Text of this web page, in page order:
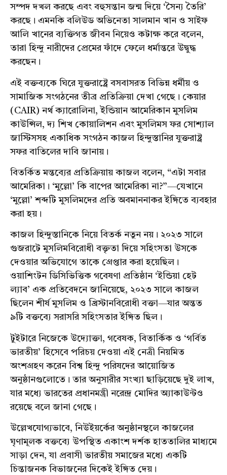
সম্পদ দখল করছে এবং বহুসন্তান জন্ম দিয়ে ‘সৈন্য তৈরি’
করছে। এমনকি বলিউড অভিনেতা সালমান খান ও সাইফ
আলি খানের ব্যক্তিগত জীবন নিয়েও কটাক্ষ করে বলেন,
তারা হিন্দু নারীদের প্রেমের ফাঁদে ফেলে ধর্মান্তরে উদ্বুদ্ধ
করছেন।
এই বক্তব্যকে ঘিরে যুক্তরাষ্ট্রে বসবাসরত বিভিন্ন ধর্মীয় ও
সামাজিক সংগঠনের তীব্র প্রতিক্রিয়া দেখা গেছে। কেয়ার
(CAIR) নর্থ ক্যারোলিনা, ইন্ডিয়ান আমেরিকান মুসলিম
কাউন্সিল, দ্য শিখ কোয়ালিশন এবং মুসলিমস ফর সোশ্যাল
জাস্টিসসহ একাধিক সংগঠন কাজল হিন্দুস্তানির যুক্তরাষ্ট্র
সফর বাতিলের দাবি জানায়।
বিতর্কিত মন্তব্যের প্রতিক্রিয়ায় কাজল বলেন, “এটা সবার
আমেরিকা। ‘মুল্লো’ কি বাপের আমেরিকা না?”—যেখানে
‘মুল্লো’ শব্দটি মুসলিমদের প্রতি অবমাননাকর ইঙ্গিতে ব্যবহার
করা হয়।
কাজল হিন্দুস্তানিকে নিয়ে বিতর্ক নতুন নয়। ২০২৩ সালে
গুজরাটে মুসলিমবিরোধী বক্তৃতা দিয়ে সহিংসতা উসকে
দেওয়ার অভিযোগে তাকে গ্রেপ্তার করা হয়েছিল।
ওয়াশিংটন ডিসিভিত্তিক গবেষণা প্রতিষ্ঠান ‘ইন্ডিয়া হেট
ল্যাব’ এক প্রতিবেদনে জানিয়েছে, ২০২৩ সালে কাজল
ছিলেন শীর্ষ মুসলিম ও খ্রিস্টানবিরোধী বক্তা—যার অন্তত
৯টি বক্তব্যে সরাসরি সহিংসতার ইঙ্গিত ছিল।
টুইটারে নিজেকে উদ্যোক্তা, গবেষক, বিতার্কিক ও ‘গর্বিত
ভারতীয়’ হিসেবে পরিচয় দেওয়া এই নেত্রী নিয়মিত
অংশগ্রহণ করেন বিশ্ব হিন্দু পরিষদের আয়োজিত
অনুষ্ঠানগুলোতে। তার অনুসারীর সংখ্যা ছাড়িয়েছে দুই লাখ,
যার মধ্যে ভারতের প্রধানমন্ত্রী নরেন্দ্র মোদির অ্যাকাউন্টও
রয়েছে বলে জানা গেছে।
উল্লেখযোগ্যভাবে, নিউইয়র্কের অনুষ্ঠানস্থলে কাজলের
ঘৃণামূলক বক্তব্যে উপস্থিত একাংশ দর্শক হাততালির মাধ্যমে
সাড়া দেন, যা প্রবাসী ভারতীয় সমাজের মধ্যে একটি
চিন্তাজনক বিভাজনের দিকেই ইঙ্গিত দেয়।